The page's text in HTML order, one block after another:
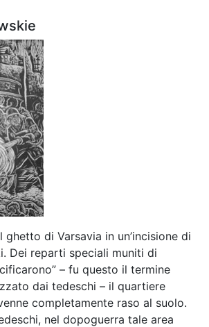
ghetto di Varsavia in un’incisione di
Dei reparti speciali muniti di
– fu questo il termine
dai tedeschi – il quartiere
completamente raso al suolo.
nel dopoguerra tale area